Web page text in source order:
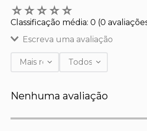
☆☆☆☆☆
Classificação média: 0 (0
Escreva uma avaliação
Título
Mais recentesTodos
Nenhuma avaliação